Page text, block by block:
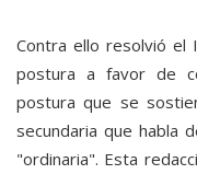
Contra ello resolvió el
postura a favor de
postura que se
secundaria que habla
"ordinaria". Esta